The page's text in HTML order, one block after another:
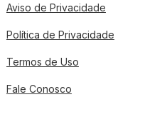
Aviso de Privacidade
Política de Privacidade
Termos de Uso
Fale Conosco